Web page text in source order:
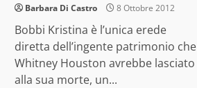
Barbara Di Castro 8 Ottobre 2012
Bobbi Kristina è l’unica erede
diretta dell’ingente patrimonio che
Whitney Houston avrebbe lasciato
alla sua morte, un...